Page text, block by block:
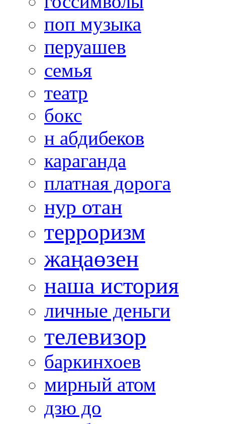
поп музыка
перуашев
семья
театр
бокс
н абдибеков
караганда
платная дорога
нур отан
терроризм
жаңаөзен
наша история
личные деньги
телевизор
баркинхоев
мирный атом
дзю до